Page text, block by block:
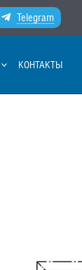
Telegram
КОНТАКТЫ